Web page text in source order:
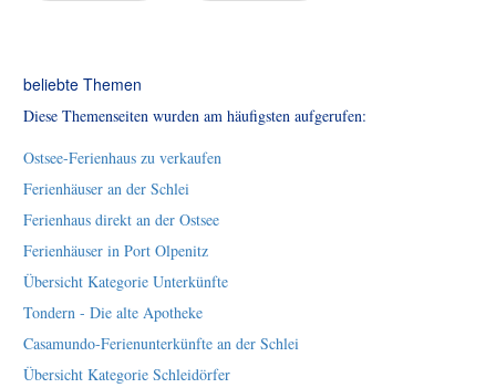
beliebte Themen
Diese Themenseiten wurden am häufigsten aufgerufen:
Ostsee-Ferienhaus zu verkaufen
Ferienhäuser an der Schlei
Ferienhaus direkt an der Ostsee
Ferienhäuser in Port Olpenitz
Übersicht Kategorie Unterkünfte
Tondern - Die alte Apotheke
Casamundo-Ferienunterkünfte an der Schlei
Übersicht Kategorie Schleidörfer